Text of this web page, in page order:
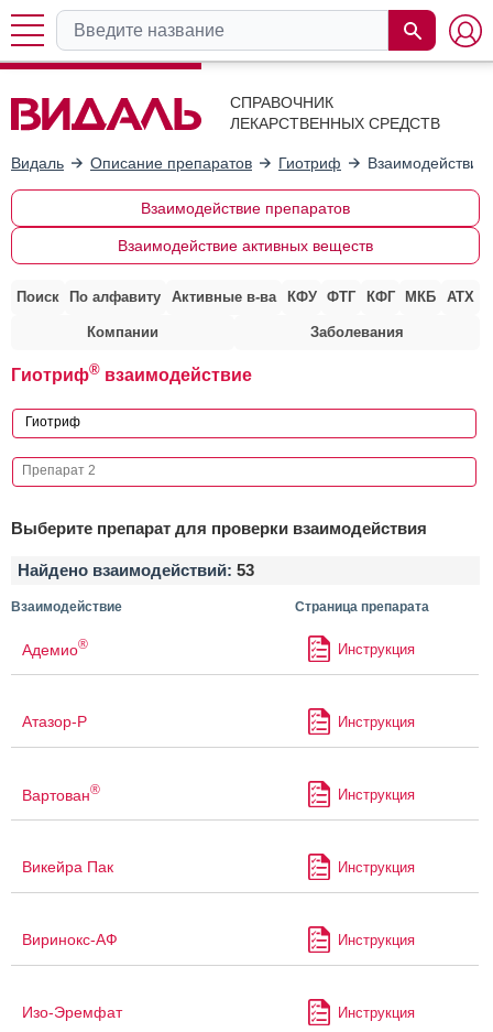
СПРАВОЧНИК
ЛЕКАРСТВЕННЫХ СРЕДСТВ
Видаль Описание препаратов Гиотриф
Взаимодействие препаратов
Взаимодействие активных веществ
Поиск По алфавиту Активные в-ва КФУ ФТГ КФГ МКБ АТХ
Компании Заболевания
Гиотриф® взаимодействие
Выберите препарат для проверки взаимодействия
Найдено взаимодействий: 53
Взаимодействие Страница препарата
Адемио® Инструкция
Атазор-Р Инструкция
Вартован® Инструкция
Викейра Пак Инструкция
Виринокс-АФ Инструкция
Изо-Эремфат Инструкция